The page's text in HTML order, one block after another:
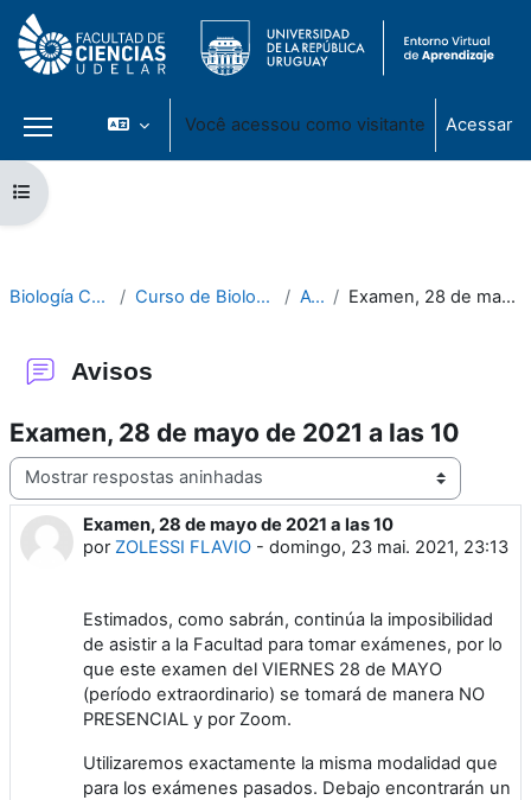
Ir para o conteúdo principal
Painel lateral
Você acessou como visitante Acessar
Abrir índice do curso
Biología Celular 2020 Curso de Biología Celular 2020 Avisos Examen, 28 de mayo de 2021 a las 10
Avisos
Examen, 28 de mayo de 2021 a las 10
Modo de visualização
Examen, 28 de mayo de 2021 a las 10
por ZOLESSI FLAVIO - domingo, 23 mai. 2021, 23:13
Número de respostas: 0
Estimados, como sabrán, continúa la imposibilidad
de asistir a la Facultad para tomar exámenes, por lo
que este examen del VIERNES 28 de MAYO
(período extraordinario) se tomará de manera NO
PRESENCIAL y por Zoom.
Utilizaremos exactamente la misma modalidad que
para los exámenes pasados. Debajo encontrarán un